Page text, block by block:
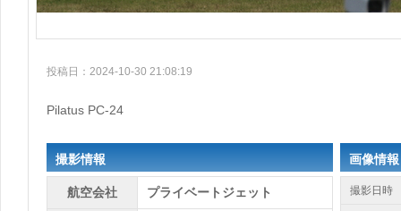
投稿日：2024-10-30 21:08:19
Pilatus PC-24
撮影情報
航空会社 プライベートジェット
画像情報
撮影日時